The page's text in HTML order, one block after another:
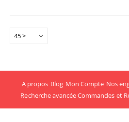
A propos Blog Mon Compte Nos
Recherche avancéeCommandes et